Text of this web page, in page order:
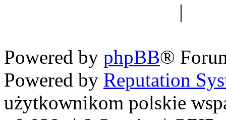
|
Powered by phpBB®
Powered by Reputation
użytkownikom polskie